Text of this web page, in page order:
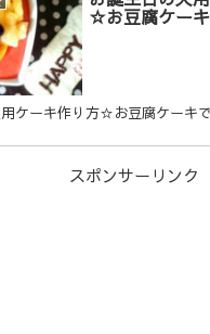
☆お豆腐ケーキ
ケーキ作り方☆お豆腐ケーキで
スポンサーリンク